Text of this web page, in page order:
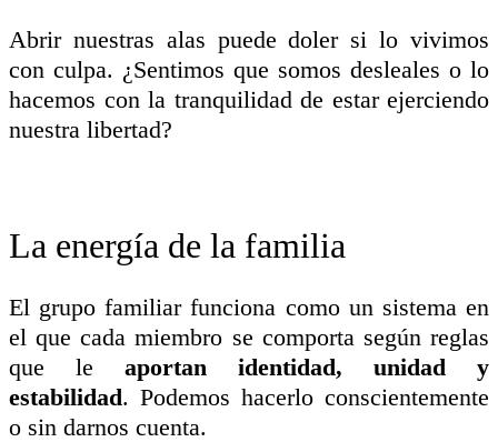
Abrir nuestras alas puede doler si lo vivimos
con culpa. ¿Sentimos que somos desleales o lo
hacemos con la tranquilidad de estar ejerciendo
nuestra libertad?
La energía de la familia
El grupo familiar funciona como un sistema en
el que cada miembro se comporta según reglas
que le aportan
identidad, unidad y
estabilidad. Podemos hacerlo conscientemente
o sin darnos cuenta.